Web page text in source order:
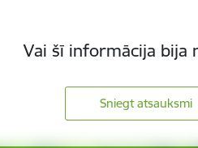
Vai šī informācija bija
Sniegt atsauksmi